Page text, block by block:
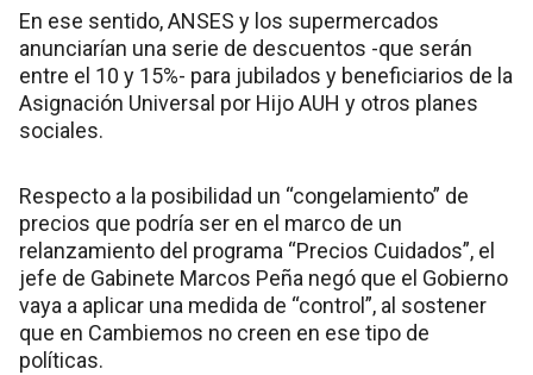
En ese sentido, ANSES y los supermercados
anunciarían una serie de descuentos -que serán
entre el 10 y 15%- para jubilados y beneficiarios de la
Asignación Universal por Hijo AUH y otros planes
sociales.
Respecto a la posibilidad un “congelamiento” de
precios que podría ser en el marco de un
relanzamiento del programa “Precios Cuidados”, el
jefe de Gabinete Marcos Peña negó que el Gobierno
vaya a aplicar una medida de “control”, al sostener
que en Cambiemos no creen en ese tipo de
políticas.